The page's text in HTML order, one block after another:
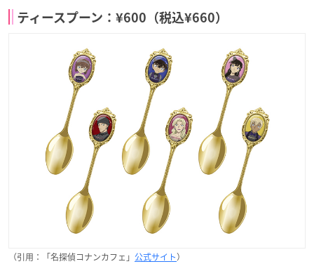
ティースプーン：¥600（税込¥660）
（引用：「名探偵コナンカフェ」 公式サイト）